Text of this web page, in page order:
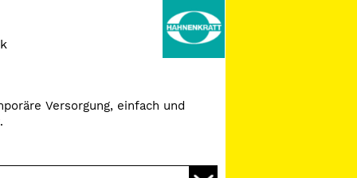
Versorgung, einfach und